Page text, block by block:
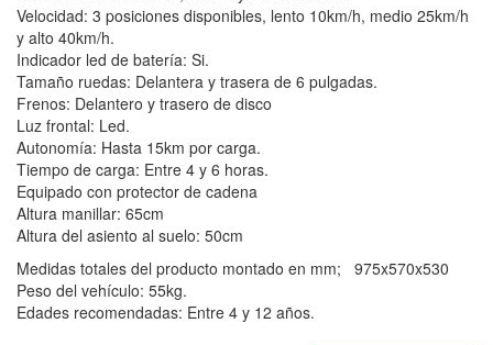
Velocidad: 3 posiciones disponibles, lento 10km/h, medio 25km/h
y alto 40km/h.
Indicador led de batería: Si.
Tamaño ruedas: Delantera y trasera de 6 pulgadas.
Frenos: Delantero y trasero de disco
Luz frontal: Led.
Autonomía: Hasta 15km por carga.
Tiempo de carga: Entre 4 y 6 horas.
Equipado con protector de cadena
Altura manillar: 65cm
Altura del asiento al suelo: 50cm
Medidas totales del producto montado en mm; 975x570x530
Peso del vehículo: 55kg.
Edades recomendadas: Entre 4 y 12 años.